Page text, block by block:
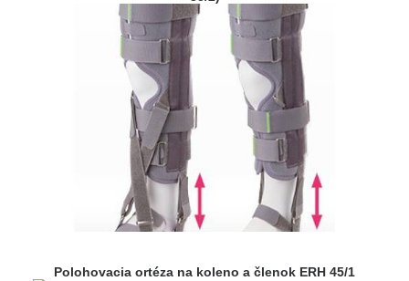
Polohovacia ortéza na koleno a členok ERH 45/1